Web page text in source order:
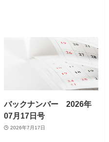
バックナンバー 2026年
07月17日号
2026年7月17日